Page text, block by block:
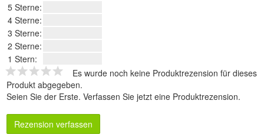
5 Sterne:
4 Sterne:
3 Sterne:
2 Sterne:
1 Stern:
Es wurde noch keine Produktrezension für dieses
Produkt abgegeben.
Seien Sie der Erste. Verfassen Sie jetzt eine Produktrezension.
Rezension verfassen